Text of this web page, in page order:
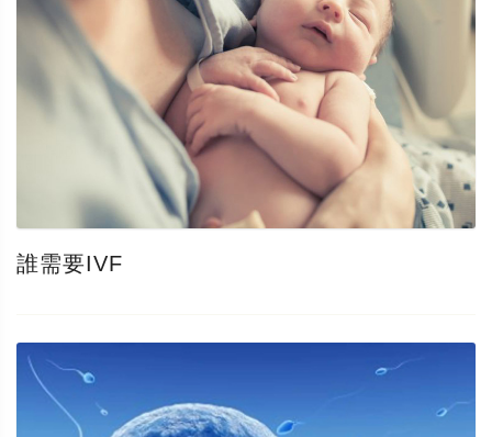
誰需要IVF